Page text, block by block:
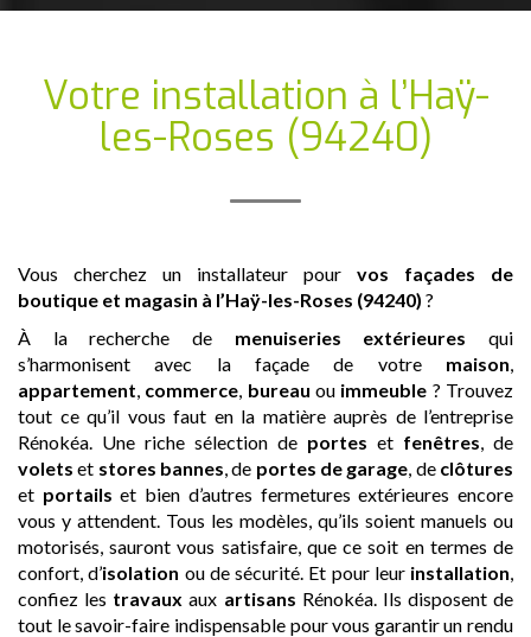
Votre installation à l’Haÿ-
les-Roses (94240)
Vous cherchez un installateur pour vos façades de
boutique et magasin à l’Haÿ-les-Roses (94240) ?
À la recherche de menuiseries extérieures qui
s’harmonisent avec la façade de votre maison
appartement commerce bureau ou immeuble ? Trouvez
tout ce qu’il vous faut en la matière auprès de l’entreprise
Rénokéa. Une riche sélection de portes et fenêtres , de
volets et stores bannes , de portes de garage , de clôtures
et portails et bien d’autres fermetures extérieures encore
vous y attendent. Tous les modèles, qu’ils soient manuels ou
motorisés, sauront vous satisfaire, que ce soit en termes de
confort, d’isolation ou de sécurité. Et pour leur installation
confiez les travaux aux artisans Rénokéa. Ils disposent de
tout le savoir-faire indispensable pour vous garantir un rendu